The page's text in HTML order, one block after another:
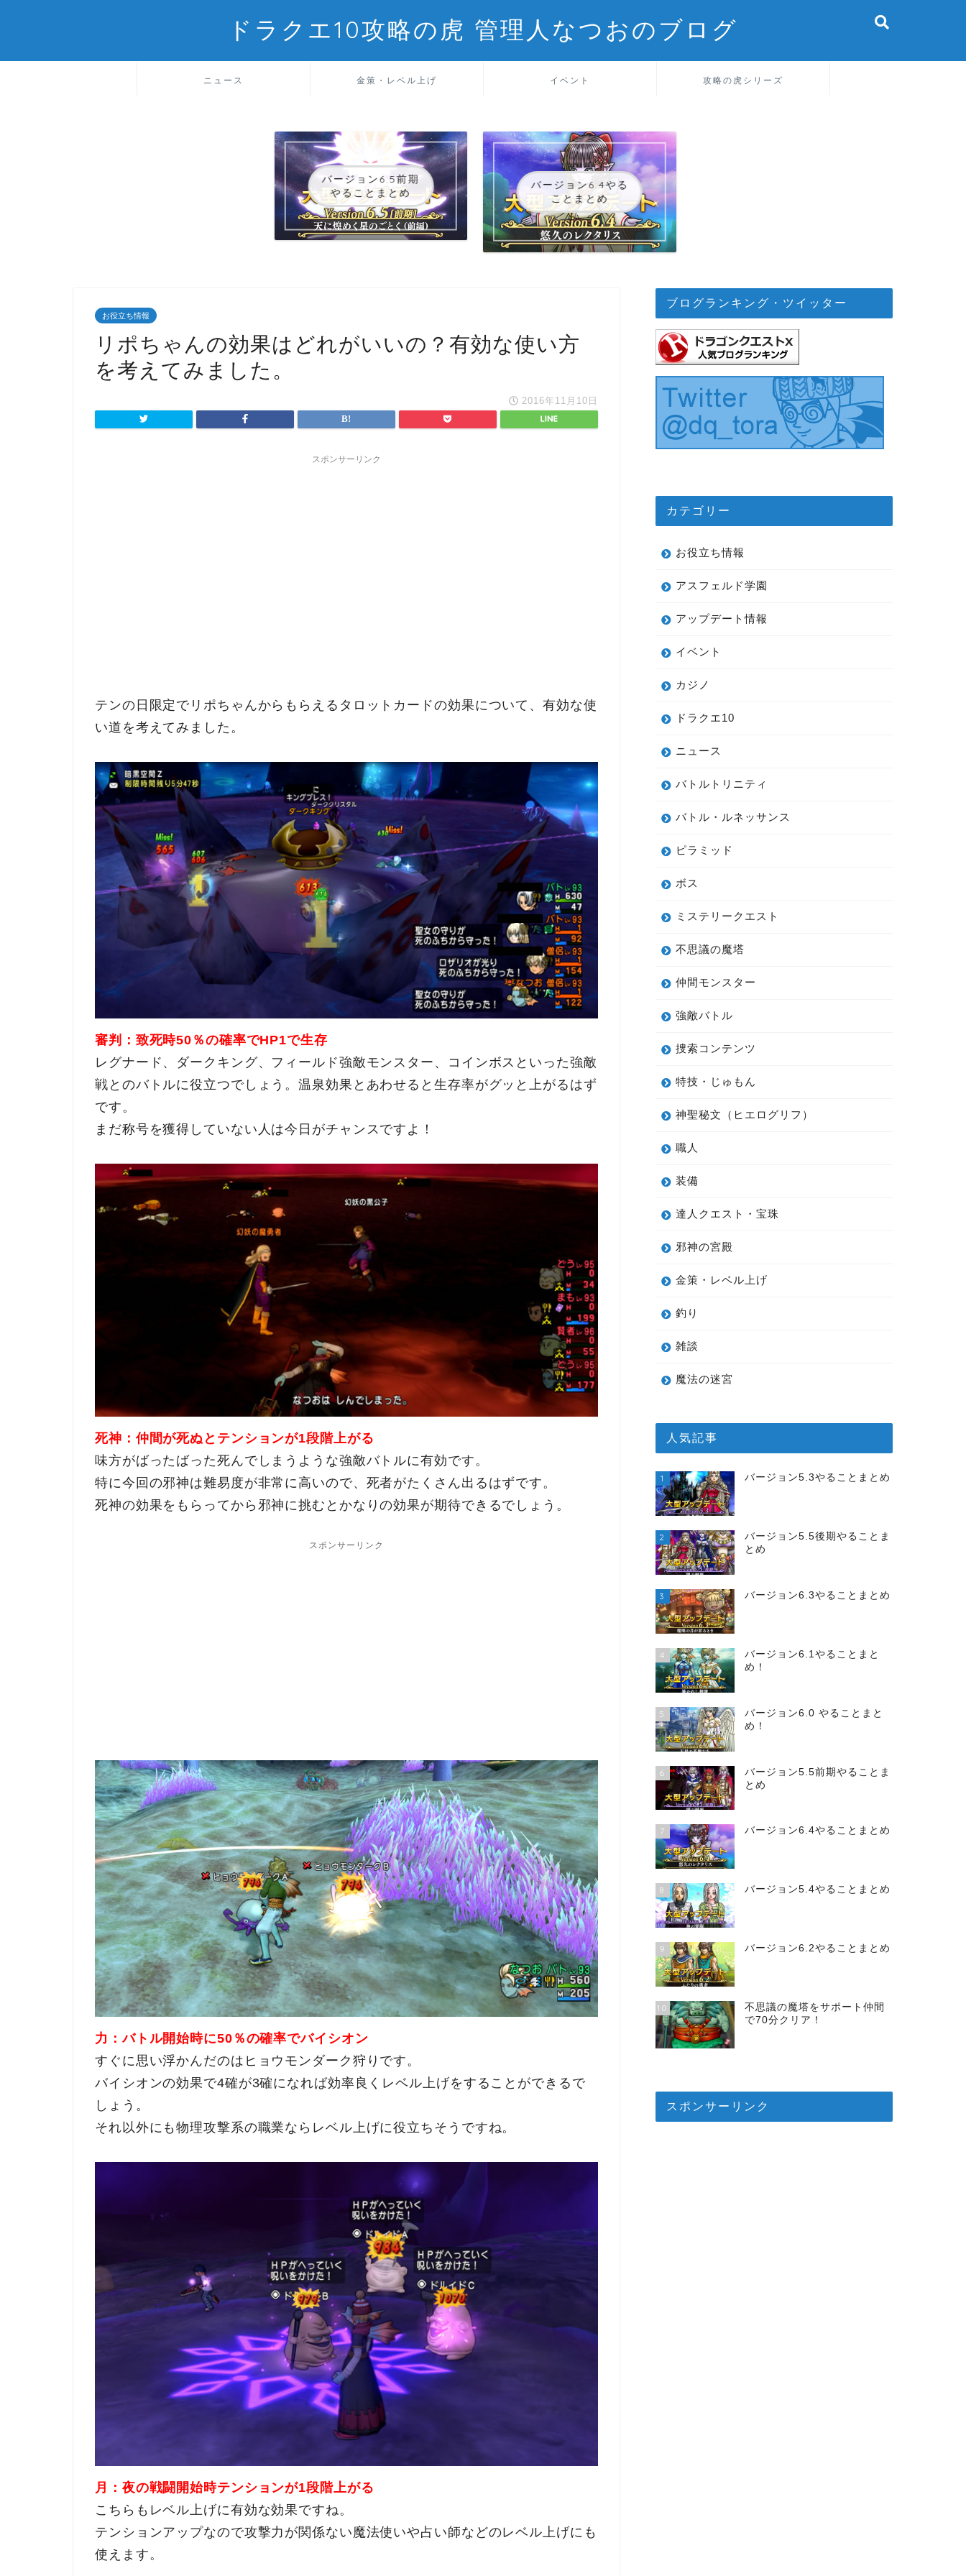
ドラクエ10攻略の虎 管理人なつおのブログ
ニュース 金策・レベル上げ イベント 攻略の虎シリーズ
バージョン6.5前期
やることまとめ
バージョン6.4やる
ことまとめ
お役立ち情報
リポちゃんの効果はどれがいいの？有効な使い方
を考えてみました。
2016年11月10日
スポンサーリンク
テンの日限定でリポちゃんからもらえるタロットカードの効果について、有効な使
い道を考えてみました。
審判：致死時50％の確率でHP1で生存
レグナード、ダークキング、フィールド強敵モンスター、コインボスといった強敵
戦とのバトルに役立つでしょう。温泉効果とあわせると生存率がグッと上がるはず
です。
まだ称号を獲得していない人は今日がチャンスですよ！
死神：仲間が死ぬとテンションが1段階上がる
味方がばったばった死んでしまうような強敵バトルに有効です。
特に今回の邪神は難易度が非常に高いので、死者がたくさん出るはずです。
死神の効果をもらってから邪神に挑むとかなりの効果が期待できるでしょう。
スポンサーリンク
力：バトル開始時に50％の確率でバイシオン
すぐに思い浮かんだのはヒョウモンダーク狩りです。
バイシオンの効果で4確が3確になれば効率良くレベル上げをすることができるで
しょう。
それ以外にも物理攻撃系の職業ならレベル上げに役立ちそうですね。
月：夜の戦闘開始時テンションが1段階上がる
こちらもレベル上げに有効な効果ですね。
テンションアップなので攻撃力が関係ない魔法使いや占い師などのレベル上げにも
使えます。
ブログランキング・ツイッター
カテゴリー
お役立ち情報
アスフェルド学園
アップデート情報
イベント
カジノ
ドラクエ10
ニュース
バトルトリニティ
バトル・ルネッサンス
ピラミッド
ボス
ミステリークエスト
不思議の魔塔
仲間モンスター
強敵バトル
捜索コンテンツ
特技・じゅもん
神聖秘文（ヒエログリフ）
職人
装備
達人クエスト・宝珠
邪神の宮殿
金策・レベル上げ
釣り
雑談
魔法の迷宮
人気記事
1 バージョン5.3やることまとめ
2
バージョン5.5後期やることま
とめ
3 バージョン6.3やることまとめ
4
バージョン6.1やることまと
め！
5
バージョン6.0 やることまと
め！
6
バージョン5.5前期やることま
とめ
7 バージョン6.4やることまとめ
8 バージョン5.4やることまとめ
9 バージョン6.2やることまとめ
10
不思議の魔塔をサポート仲間
で70分クリア！
スポンサーリンク